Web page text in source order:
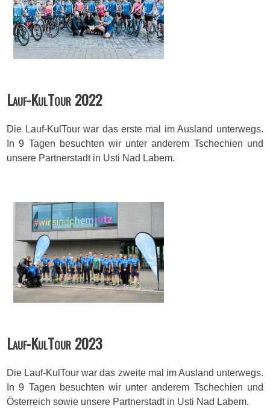
Lauf-KulTour 2022
Die Lauf-KulTour war das erste mal im Ausland unterwegs.
In 9 Tagen besuchten wir unter anderem Tschechien und
unsere Partnerstadt in Usti Nad Labem.
Lauf-KulTour 2023
Die Lauf-KulTour war das zweite mal im Ausland unterwegs.
In 9 Tagen besuchten wir unter anderem Tschechien und
Österreich sowie unsere Partnerstadt in Usti Nad Labem.